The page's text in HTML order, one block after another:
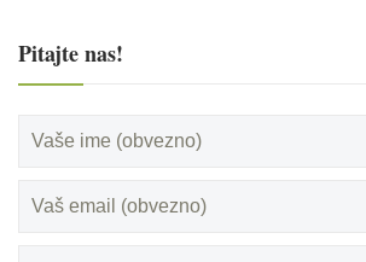
Pitajte nas!